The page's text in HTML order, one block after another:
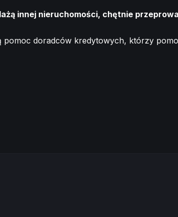
innej nieruchomości, chętnie
pomoc doradców kredytowych, którzy